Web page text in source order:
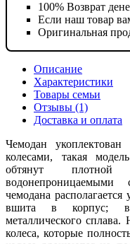
100% Возврат
Если наш товар
Оригинальная
Описание
Характеристики
Товары семьи
Отзывы (1)
Доставка и оплата
Чемодан
колесами, такая
обтянут
чемодана располагается
вшита в корпус;
металлического
колеса, которые